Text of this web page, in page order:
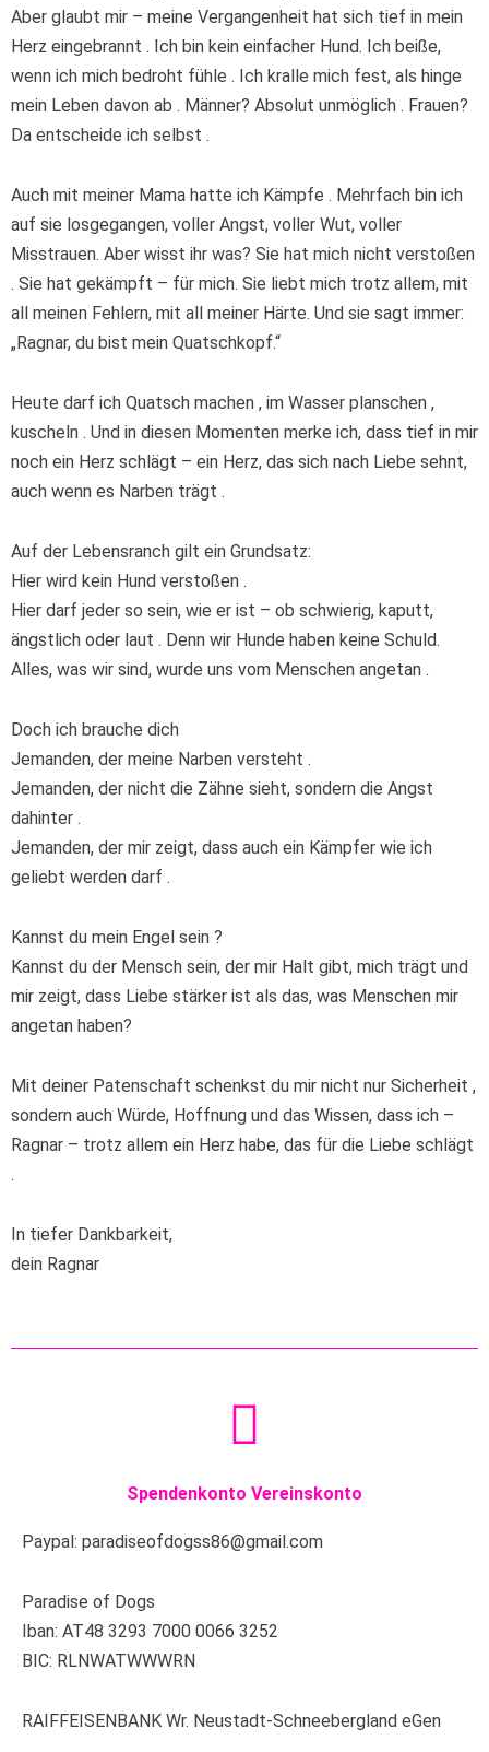
Aber glaubt mir – meine Vergangenheit hat sich tief in mein
Herz eingebrannt . Ich bin kein einfacher Hund. Ich beiße,
wenn ich mich bedroht fühle . Ich kralle mich fest, als hinge
mein Leben davon ab . Männer? Absolut unmöglich . Frauen?
Da entscheide ich selbst .
Auch mit meiner Mama hatte ich Kämpfe . Mehrfach bin ich
auf sie losgegangen, voller Angst, voller Wut, voller
Misstrauen. Aber wisst ihr was? Sie hat mich nicht verstoßen
. Sie hat gekämpft – für mich. Sie liebt mich trotz allem, mit
all meinen Fehlern, mit all meiner Härte. Und sie sagt immer:
„Ragnar, du bist mein Quatschkopf.“
Heute darf ich Quatsch machen , im Wasser planschen ,
kuscheln . Und in diesen Momenten merke ich, dass tief in mir
noch ein Herz schlägt – ein Herz, das sich nach Liebe sehnt,
auch wenn es Narben trägt .
Auf der Lebensranch gilt ein Grundsatz:
Hier wird kein Hund verstoßen .
Hier darf jeder so sein, wie er ist – ob schwierig, kaputt,
ängstlich oder laut . Denn wir Hunde haben keine Schuld.
Alles, was wir sind, wurde uns vom Menschen angetan .
Doch ich brauche dich
Jemanden, der meine Narben versteht .
Jemanden, der nicht die Zähne sieht, sondern die Angst
dahinter .
Jemanden, der mir zeigt, dass auch ein Kämpfer wie ich
geliebt werden darf .
Kannst du mein Engel sein ?
Kannst du der Mensch sein, der mir Halt gibt, mich trägt und
mir zeigt, dass Liebe stärker ist als das, was Menschen mir
angetan haben?
Mit deiner Patenschaft schenkst du mir nicht nur Sicherheit ,
sondern auch Würde, Hoffnung und das Wissen, dass ich –
Ragnar – trotz allem ein Herz habe, das für die Liebe schlägt
.
In tiefer Dankbarkeit,
dein Ragnar
Spendenkonto Vereinskonto
Paypal: paradiseofdogss86@gmail.com
Paradise of Dogs
Iban: AT48 3293 7000 0066 3252
BIC: RLNWATWWWRN
RAIFFEISENBANK Wr. Neustadt-Schneebergland eGen